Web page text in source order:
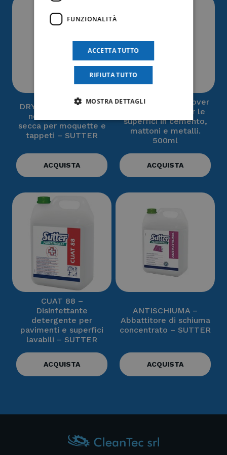
DRY MOK – Shampoo
neutro a schiuma
secca per moquette e
tappeti – SUTTER
ACQUISTA
3M™ Graffiti Remover
3000 – ideale per le
superfici in cemento,
mattoni e metalli.
500ml
ACQUISTA
CUAT 88 –
Disinfettante
detergente per
pavimenti e superfici
lavabili – SUTTER
ACQUISTA
ANTISCHIUMA –
Abbattitore di schiuma
concentrato – SUTTER
ACQUISTA
FUNZIONALITÀ
ACCETTA TUTTO
RIFIUTA TUTTO
MOSTRA DETTAGLI